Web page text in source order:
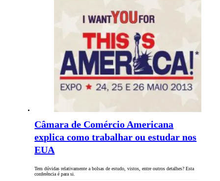
Câmara de Comércio Americana
explica como trabalhar ou estudar nos
EUA
Tem dúvidas relativamente a bolsas de estudo, vistos, entre outros detalhes? Esta
conferência é para si.